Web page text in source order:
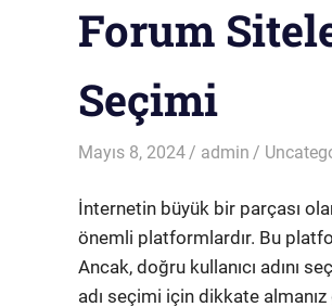
Forum
Seçimi
Mayıs 8, 2024 admin
İnternetin büyük bir parçası
önemli platformlardır. Bu
Ancak, doğru kullanıcı adını
adı seçimi için dikkate almanız